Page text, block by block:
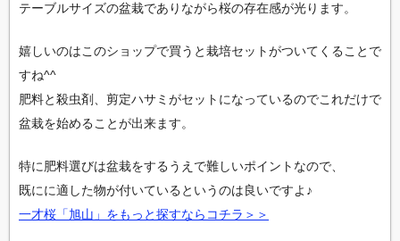
テーブルサイズの盆栽でありながら桜の存在感が光ります。
嬉しいのはこのショップで買うと栽培セットがついてくることで
すね^^
肥料と殺虫剤、剪定ハサミがセットになっているのでこれだけで
盆栽を始めることが出来ます。
特に肥料選びは盆栽をするうえで難しいポイントなので、
既にに適した物が付いているというのは良いですよ♪
一才桜「旭山」をもっと探すならコチラ＞＞